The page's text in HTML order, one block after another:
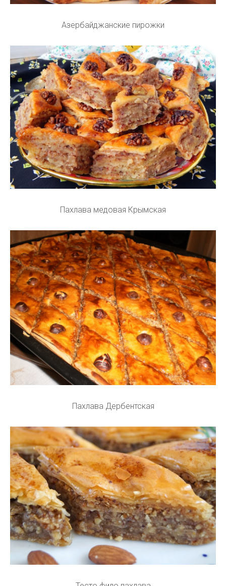
Азербайджанские пирожки
Пахлава медовая Крымская
Пахлава Дербентская